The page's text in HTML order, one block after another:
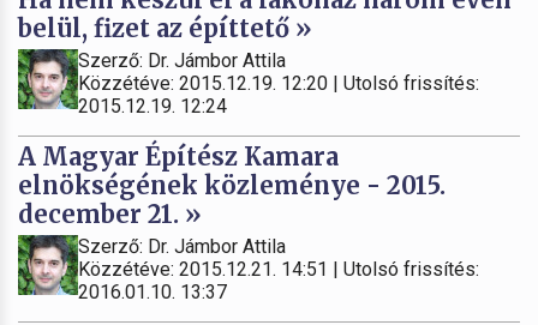
belül, fizet az építtető »
Szerző: Dr. Jámbor Attila
Közzétéve: 2015.12.19. 12:20 | Utolsó frissítés:
2015.12.19. 12:24
A Magyar Építész Kamara
elnökségének közleménye - 2015.
december 21. »
Szerző: Dr. Jámbor Attila
Közzétéve: 2015.12.21. 14:51 | Utolsó frissítés:
2016.01.10. 13:37